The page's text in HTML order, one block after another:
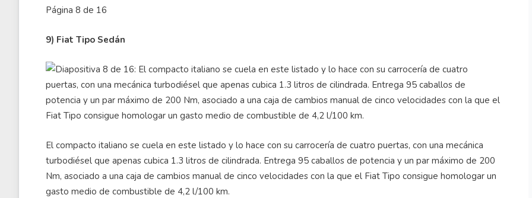
Página 8 de 16
9) Fiat Tipo Sedán
El compacto italiano se cuela en este listado y lo hace con su carrocería de cuatro puertas, con una mecánica
turbodiésel que apenas cubica 1.3 litros de cilindrada. Entrega 95 caballos de potencia y un par máximo de 200
Nm, asociado a una caja de cambios manual de cinco velocidades con la que el Fiat Tipo consigue homologar un
gasto medio de combustible de 4,2 l/100 km.